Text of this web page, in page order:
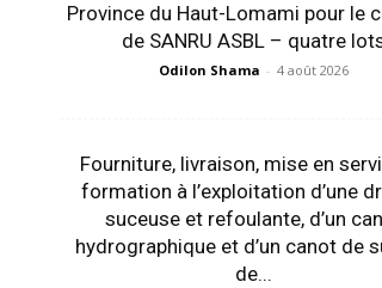
Province du Haut-Lomami pour le
de SANRU ASBL – quatre
Odilon Shama - 4 août 2026
Fourniture, livraison, mise en
formation à l’exploitation d’une
suceuse et refoulante, d’un
hydrographique et d’un canot de
de...